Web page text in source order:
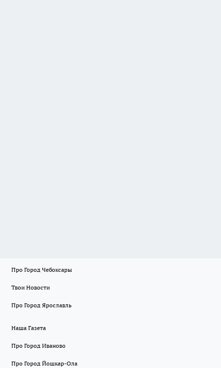
Про Город Чебоксары
Твои Новости
Про Город Ярославль
Наша Газета
Про Город Иваново
Про Город Йошкар-Ола